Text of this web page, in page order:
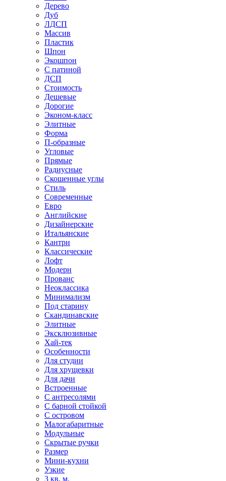
Дерево
Дуб
ЛДСП
Массив
Пластик
Шпон
Экошпон
С патиной
ДСП
Стоимость
Дешевые
Дорогие
Эконом-класс
Элитные
Форма
П-образные
Угловые
Прямые
Радиусные
Скошенные углы
Стиль
Современные
Евро
Английские
Дизайнерские
Итальянские
Кантри
Классические
Лофт
Модерн
Прованс
Неоклассика
Минимализм
Под старину
Скандинавские
Элитные
Эксклюзивные
Хай-тек
Особенности
Для студии
Для хрущевки
Для дачи
Встроенные
С антресолями
С барной стойкой
С островом
Малогабаритные
Модульные
Скрытые ручки
Размер
Мини-кухни
Узкие
3 кв. м.